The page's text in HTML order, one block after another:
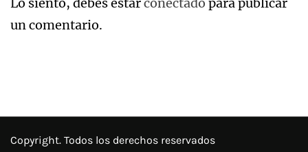
un comentario.
Copyright. Todos los derechos reservados